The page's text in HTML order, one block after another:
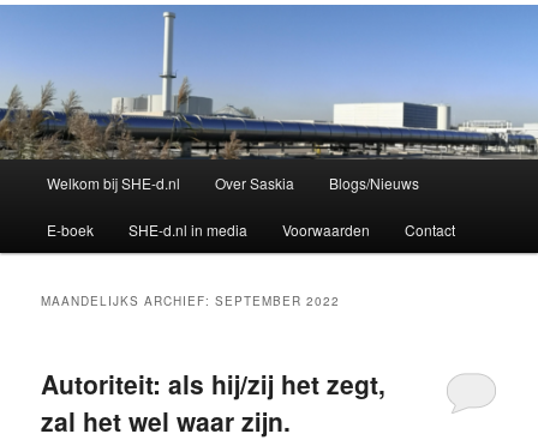
Welkom bij SHE-d.nl Over Saskia Blogs/Nieuws
E-boek SHE-d.nl in media Voorwaarden Contact
MAANDELIJKS ARCHIEF:SEPTEMBER 2022
Autoriteit: als hij/zij het zegt,
zal het wel waar zijn.